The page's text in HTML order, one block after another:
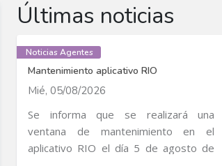
Últimas noticias
Noticias Agentes
Mantenimiento aplicativo RIO
Mié, 05/08/2026
Se informa que se realizará una
ventana de mantenimiento en el
aplicativo RIO el día 5 de agosto de